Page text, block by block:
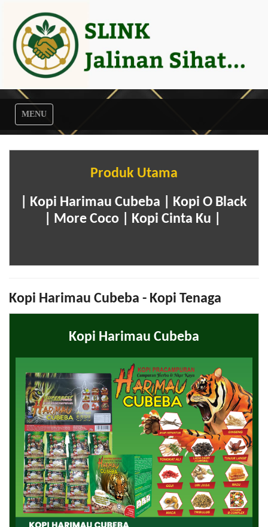
MENU
Produk Utama
| Kopi Harimau Cubeba | Kopi O Black
| More Coco | Kopi Cinta Ku |
Kopi Harimau Cubeba - Kopi Tenaga
Kopi Harimau Cubeba